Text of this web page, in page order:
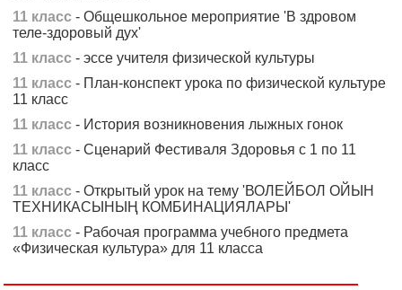
11 класс - Общешкольное мероприятие 'В здровом
теле-здоровый дух'
11 класс - эссе учителя физической культуры
11 класс - План-конспект урока по физической культуре
11 класс
11 класс - История возникновения лыжных гонок
11 класс - Сценарий Фестиваля Здоровья с 1 по 11
класс
11 класс - Открытый урок на тему 'ВОЛЕЙБОЛ ОЙЫН
ТЕХНИКАСЫНЫҢ КОМБИНАЦИЯЛАРЫ'
11 класс - Рабочая программа учебного предмета
«Физическая культура» для 11 класса